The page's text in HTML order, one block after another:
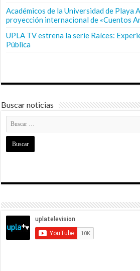
Académicos de la Universidad de Playa
proyección internacional de «Cuentos
UPLA TV estrena la serie Raíces:
Pública
Buscar noticias